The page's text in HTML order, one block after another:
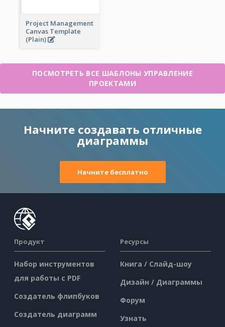
Project Management
Canvas Template
(Plain)
ПОСМОТРЕТЬ ВСЕ ШАБЛОНЫ УПРАВЛЕНИЕ
ПРОЕКТАМИ
Начните создавать отличные
диаграммы
Начните бесплатно
Продукт
Набор инструментов
для работы с PDF
Создатель флипбуков
Создатель диаграмм
Ресурсы
Книга / Слайд-шоу
Дизайн / Диаграммы
Форум
Узнать